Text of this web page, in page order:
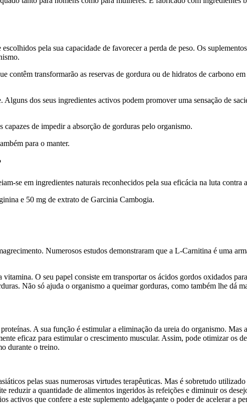
pela sua capacidade de favorecer a perda de peso. Os
contêm transformarão as reservas de gordura ou de hidratos de carbono
dos seus ingredientes activos podem promover uma sensação de
de impedir a absorção de gorduras pelo organismo.
para o manter.
se em ingredientes naturais reconhecidos pela sua eficácia na luta contra
e 50 mg de extrato de Garcinia Cambogia.
Numerosos estudos demonstraram que a L-Carnitina é uma
O seu papel consiste em transportar os ácidos gordos oxidados
Não só ajuda o organismo a queimar gorduras, como também lhe dá
A sua função é estimular a eliminação da ureia do organismo.
eficaz para estimular o crescimento muscular. Assim, pode otimizar os
durante o treino.
pelas suas numerosas virtudes terapêuticas. Mas é sobretudo
reduzir a quantidade de alimentos ingeridos às refeições e diminuir os
que confere a este suplemento adelgaçante o poder de acelerar a